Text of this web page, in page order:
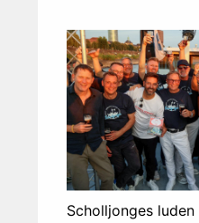
Scholljonges luden